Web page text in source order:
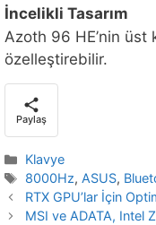
İncelikli Tasarım
Azoth 96 HE’nin üst
özelleştirebilir.
Paylaş
Kategoriler
Klavye
Etiketler
8000Hz,ASUS,
RTX GPU’lar İçin
MSI ve ADATA, Intel